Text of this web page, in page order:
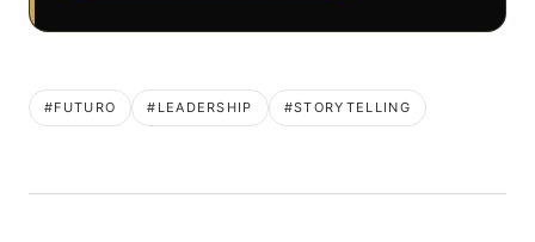
#FUTURO #LEADERSHIP #STORYTELLING